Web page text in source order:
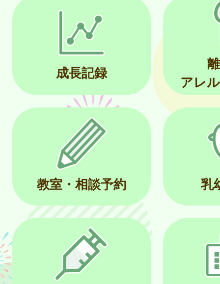
成長記録
アレ
教室・相談予約 乳